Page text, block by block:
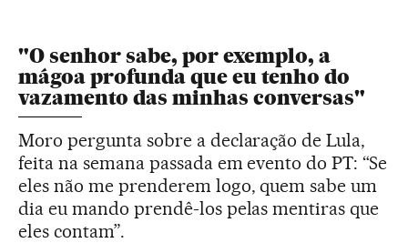
"O senhor sabe, por exemplo, a
mágoa profunda que eu tenho do
vazamento das minhas conversas"
Moro pergunta sobre a declaração de Lula,
feita na semana passada em evento do PT: “Se
eles não me prenderem logo, quem sabe um
dia eu mando prendê-los pelas mentiras que
eles contam”.